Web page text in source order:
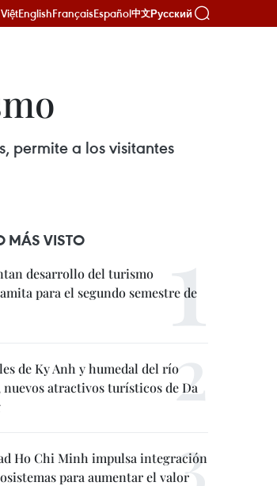
EnglishFrançaisEspañol中文Русский
permite a los visitantes
MÁS VISTO
desarrollo del turismo
para el segundo semestre de
de Ky Anh y humedal del río
nuevos atractivos turísticos de Da
Ho Chi Minh impulsa integración
para aumentar el valor